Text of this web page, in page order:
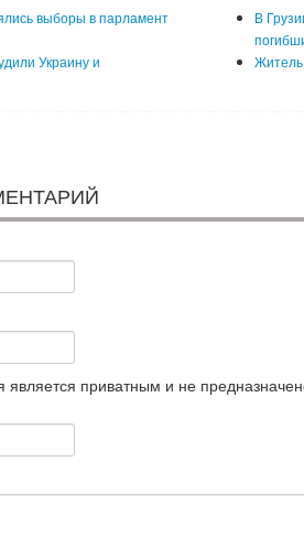
выборы в парламент
В
Украину и
Житель
приватным и не